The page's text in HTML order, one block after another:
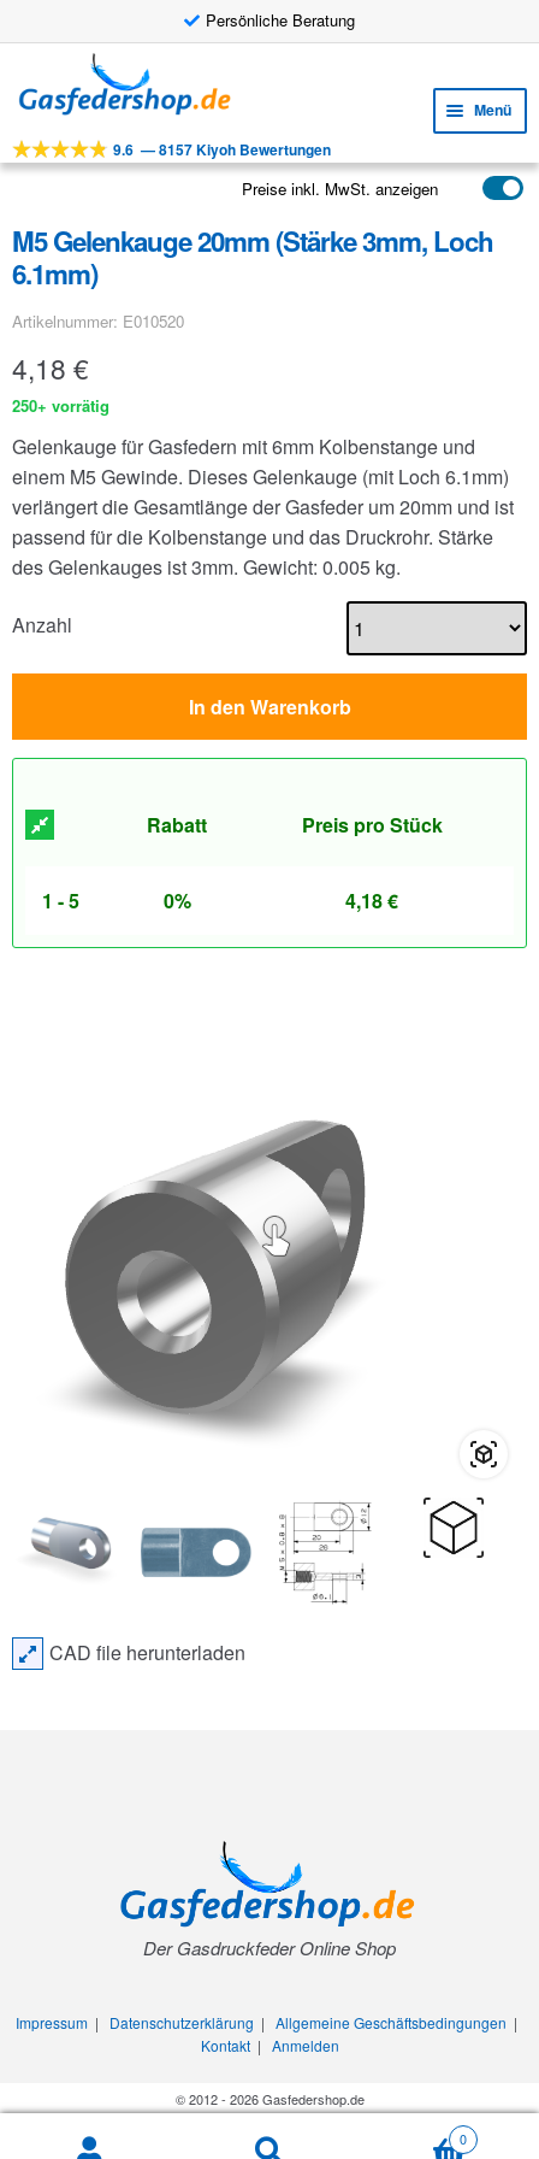
Persönliche Beratung
Navigation
springen
Inhalt
springen
Menü
Werkzeuge
Anwendungen
9.6 —8157 Kiyoh Bewertungen
Preise inkl. MwSt. anzeigen
M5 Gelenkauge 20mm (Stärke 3mm, Loch
6.1mm)
Artikelnummer: E010520
4,18 €
250+ vorrätig
Gelenkauge für Gasfedern mit 6mm Kolbenstange und
einem M5 Gewinde. Dieses Gelenkauge (mit Loch 6.1mm)
verlängert die Gesamtlänge der Gasfeder um 20mm und ist
passend für die Kolbenstange und das Druckrohr. Stärke
des Gelenkauges ist 3mm. Gewicht: 0.005 kg.
Anzahl
In den Warenkorb
Rabatt Preis pro Stück
1 - 5 0% 4,18€
CAD file herunterladen
0
Der Gasdruckfeder Online Shop
Impressum| Datenschutzerklärung | Allgemeine Geschäftsbedingungen |
Kontakt| Anmelden
© 2012 - 2026 Gasfedershop.de